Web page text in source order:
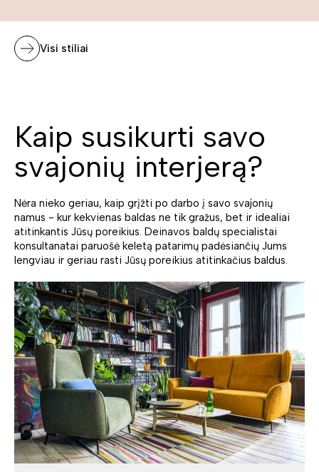
Visi stiliai
Kaip susikurti savo
svajonių interjerą?
Nėra nieko geriau, kaip grįžti po darbo į savo svajonių
namus - kur kekvienas baldas ne tik gražus, bet ir idealiai
atitinkantis Jūsų poreikius. Deinavos baldų specialistai
konsultanatai paruošė keletą patarimų padėsiančių Jums
lengviau ir geriau rasti Jūsų poreikius atitinkačius baldus.